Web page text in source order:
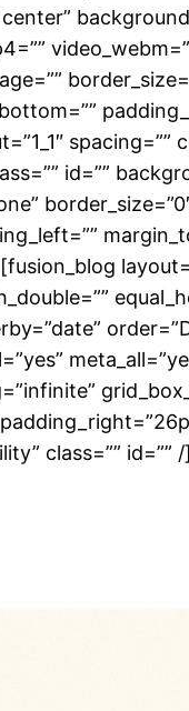
spacing=””
id=””
class=””